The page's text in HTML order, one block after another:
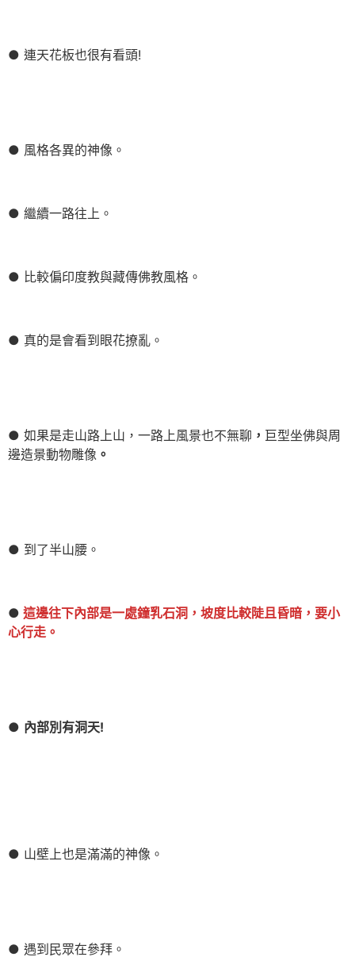
● 連天花板也很有看頭!
● 風格各異的神像。
● 繼續一路往上。
● 比較偏印度教與藏傳佛教風格。
● 真的是會看到眼花撩亂。
● 如果是走山路上山，一路上風景也不無聊 ， 巨型坐佛與周
邊造景動物雕像 。
● 到了半山腰。
● 這邊往下內部是一處鐘乳石洞，坡度比較陡且昏暗，要小
心行走。
● 內部別有洞天!
● 山壁上也是滿滿的神像。
● 遇到民眾在參拜。